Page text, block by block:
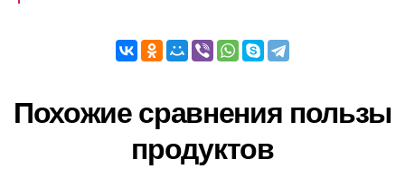
Похожие сравнения пользы
продуктов